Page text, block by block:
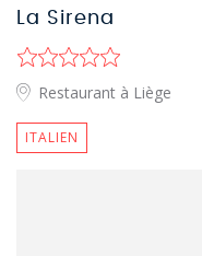
La Sirena
Restaurant à Liège
ITALIEN